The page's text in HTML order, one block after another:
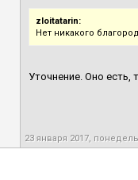
zloitatarin:
Нет никакого
Уточнение. Оно есть,
23 января 2017,